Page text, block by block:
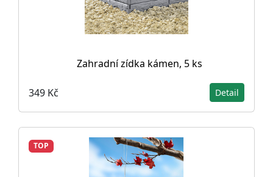
Zahradní zídka kámen, 5 ks
349 Kč Detail
TOP